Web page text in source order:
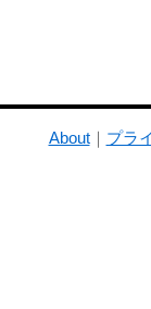
About｜ プラ